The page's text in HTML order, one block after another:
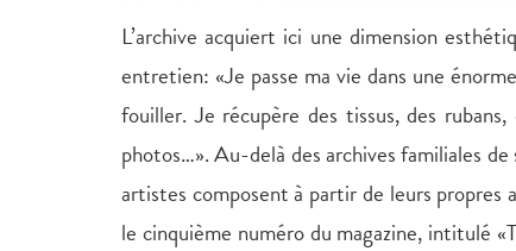
L’archive acquiert ici une dimension
entretien: «Je passe ma vie dans une
fouiller. Je récupère des tissus, des
photos…». Au-delà des archives familiales de
artistes composent à partir de leurs
le cinquième numéro du magazine, intitulé